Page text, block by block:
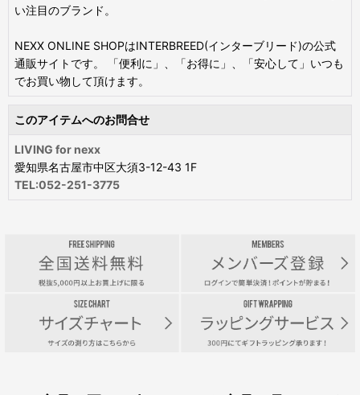
い注目のブランド。
NEXX ONLINE SHOPはINTERBREED(インターブリード)の公式
通販サイトです。 「便利に」、「お得に」、「安心して」いつも
でお買い物して頂けます。
このアイテムへのお問合せ
LIVING for nexx
愛知県名古屋市中区大須3-12-43 1F
TEL:052-251-3775